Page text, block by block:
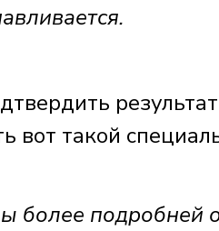
вот такой
более подробней